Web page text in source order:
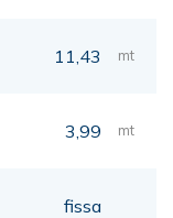
11,43 mt
3,99 mt
fissa